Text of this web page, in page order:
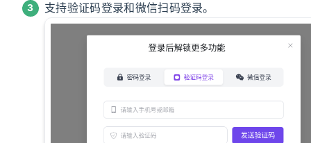
支持验证码登录和微信扫码登录。